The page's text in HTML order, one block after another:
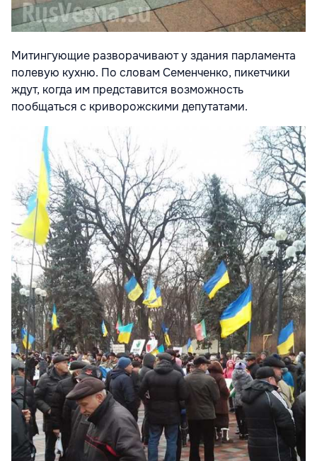
Митингующие разворачивают у здания парламента
полевую кухню. По словам Семенченко, пикетчики
ждут, когда им представится возможность
пообщаться с криворожскими депутатами.